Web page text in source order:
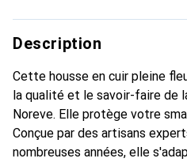
Description
Cette housse en cuir pleine
la qualité et le savoir-faire de
Noreve. Elle protège votre
Conçue par des artisans
nombreuses années, elle